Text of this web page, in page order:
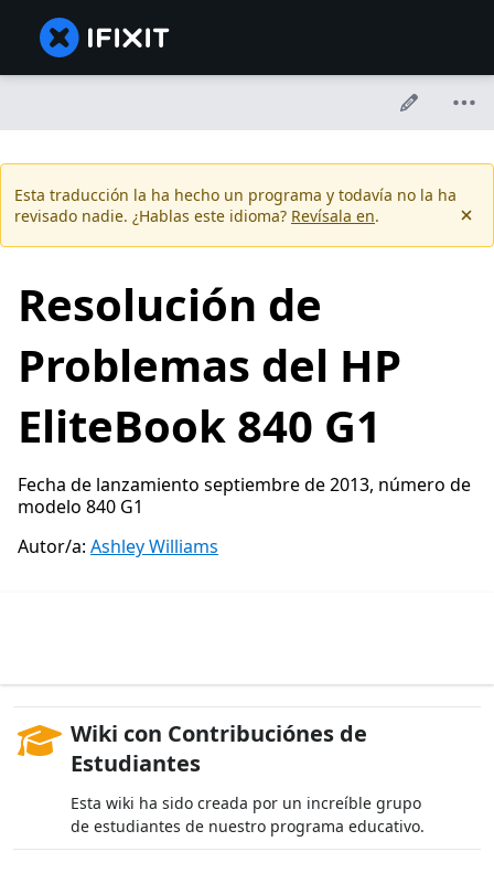
Esta traducción la ha hecho un programa y todavía no la ha
revisado nadie. ¿Hablas este idioma? Revísala en.
Resolución de
Problemas del HP
EliteBook 840 G1
Fecha de lanzamiento septiembre de 2013, número de
modelo 840 G1
Autor/a: Ashley Williams
Wiki con Contribuciónes de
Estudiantes
Esta wiki ha sido creada por un increíble grupo
de estudiantes de nuestro programa educativo.